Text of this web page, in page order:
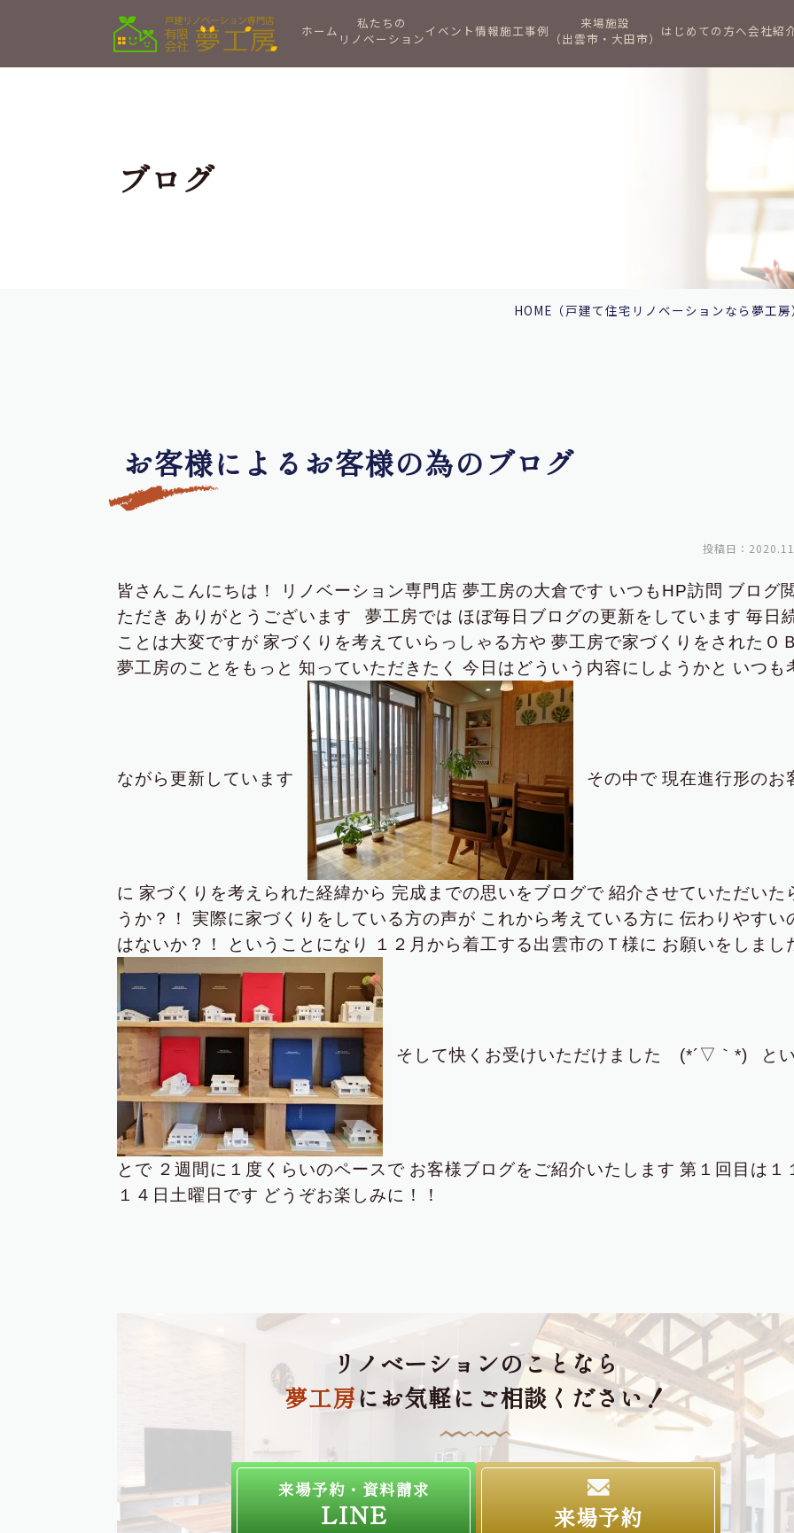
ホーム
私たちの
リノベーションイベント情報施工事例
来場施設
（出雲市・大田市） はじめての方へ会社紹
ブログ
HOME （戸建て住宅リノベーションなら夢工
お客様によるお客様の為のブログ
投稿日：
皆さんこんにちは！ リノベーション専門店 夢工房の大倉です いつもHP訪問 ブログ
ただき ありがとうございます 夢工房では ほぼ毎日ブログの更新をしています 毎日
ことは大変ですが 家づくりを考えていらっしゃる方や 夢工房で家づくりをされたＯ
夢工房のことをもっと 知っていただきたく 今日はどういう内容にしようかと いつも
ながら更新しています その中で 現在進行形のお
に 家づくりを考えられた経緯から 完成までの思いをブログで 紹介させていただいた
うか？！
実際に家づくりをしている方の声が これから考えている方に 伝わりやすい
はないか？！
ということになり １２月から着工する出雲市のＴ様に お願いをしまし
そして快くお受けいただけました (*´▽｀*) と
とで ２週間に１度くらいのペースで お客様ブログをご紹介いたします 第１回目は１
１４日土曜日です どうぞお楽しみに！！
リノベーションのことなら
夢工房にお気軽にご相談ください！
来場予約・資料請求
LINE 来場予約